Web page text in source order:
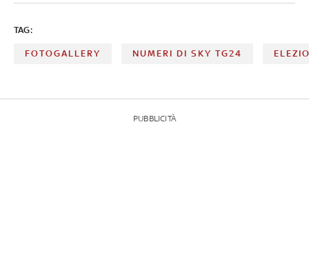
TAG:
FOTOGALLERY NUMERI DI SKY TG24
PUBBLICITÀ